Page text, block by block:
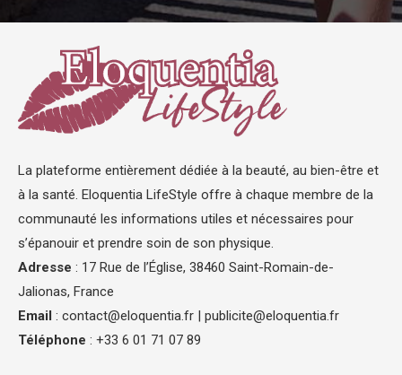
La plateforme entièrement dédiée à la beauté, au bien-être et
à la santé. Eloquentia LifeStyle offre à chaque membre de la
communauté les informations utiles et nécessaires pour
s’épanouir et prendre soin de son physique.
Adresse : 17 Rue de l’Église, 38460 Saint-Romain-de-
Jalionas, France
Email : contact@eloquentia.fr | publicite@eloquentia.fr
Téléphone : +33 6 01 71 07 89